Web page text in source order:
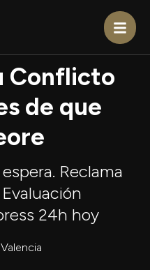
Conflicto
de que
Reclama
24h hoy